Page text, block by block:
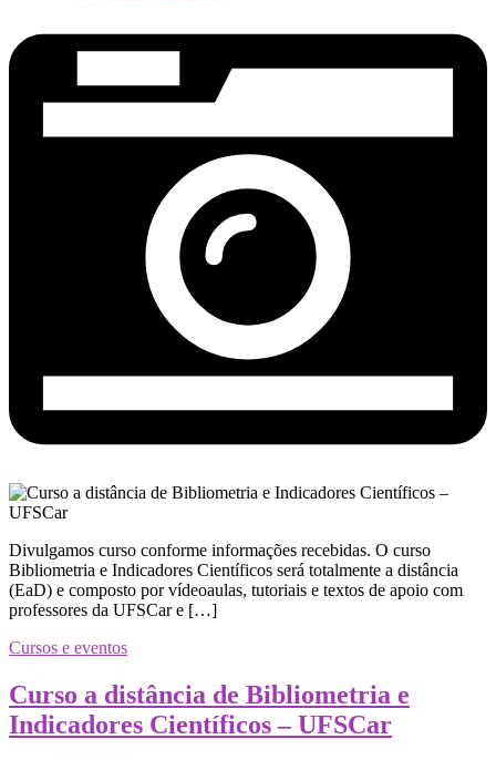
Divulgamos curso conforme informações recebidas. O curso
Bibliometria e Indicadores Científicos será totalmente a distância
(EaD) e composto por vídeoaulas, tutoriais e textos de apoio com
professores da UFSCar e […]
Cursos e eventos
Curso a distância de Bibliometria e
Indicadores Científicos – UFSCar